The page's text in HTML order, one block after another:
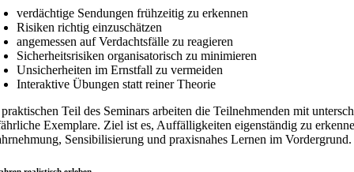
verdächtige Sendungen frühzeitig zu erkennen
Risiken richtig einzuschätzen
angemessen auf Verdachtsfälle zu reagieren
Sicherheitsrisiken organisatorisch zu minimieren
Unsicherheiten im Ernstfall zu vermeiden
Interaktive Übungen statt reiner Theorie
Teil des Seminars arbeiten die Teilnehmenden mit
Exemplare. Ziel ist es, Auffälligkeiten eigenständig zu
Sensibilisierung und praxisnahes Lernen im Vordergrund.